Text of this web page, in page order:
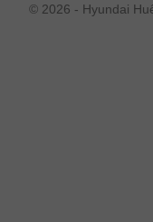
© 2026 - Hyundai